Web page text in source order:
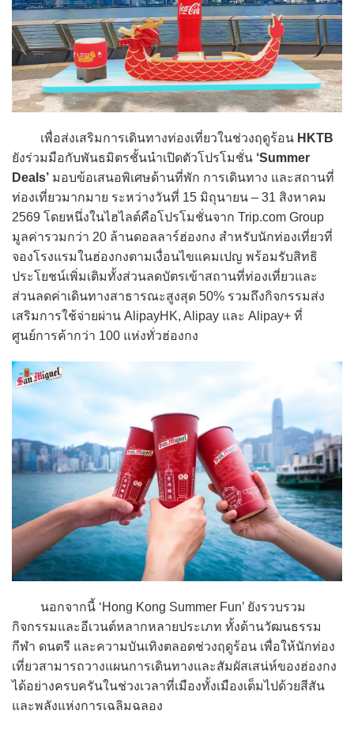
เพื่อส่งเสริมการเดินทางท่องเที่ยวในช่วงฤดูร้อน HKTB
ยังร่วมมือกับพันธมิตรชั้นนำเปิดตัวโปรโมชั่น ‘Summer
Deals’ มอบข้อเสนอพิเศษด้านที่พัก การเดินทาง และสถานที่
ท่องเที่ยวมากมาย ระหว่างวันที่ 15 มิถุนายน – 31 สิงหาคม
2569 โดยหนึ่งในไฮไลต์คือโปรโมชั่นจาก Trip.com Group
มูลค่ารวมกว่า 20 ล้านดอลลาร์ฮ่องกง สำหรับนักท่องเที่ยวที่
จองโรงแรมในฮ่องกงตามเงื่อนไขแคมเปญ พร้อมรับสิทธิ
ประโยชน์เพิ่มเติมทั้งส่วนลดบัตรเข้าสถานที่ท่องเที่ยวและ
ส่วนลดค่าเดินทางสาธารณะสูงสุด 50% รวมถึงกิจกรรมส่ง
เสริมการใช้จ่ายผ่าน AlipayHK, Alipay และ Alipay+ ที่
ศูนย์การค้ากว่า 100 แห่งทั่วฮ่องกง
นอกจากนี้ ‘Hong Kong Summer Fun’ ยังรวบรวม
กิจกรรมและอีเวนต์หลากหลายประเภท ทั้งด้านวัฒนธรรม
กีฬา ดนตรี และความบันเทิงตลอดช่วงฤดูร้อน เพื่อให้นักท่อง
เที่ยวสามารถวางแผนการเดินทางและสัมผัสเสน่ห์ของฮ่องกง
ได้อย่างครบครันในช่วงเวลาที่เมืองทั้งเมืองเต็มไปด้วยสีสัน
และพลังแห่งการเฉลิมฉลอง